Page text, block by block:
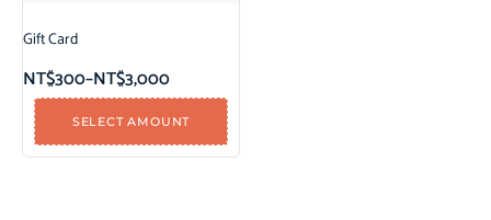
Gift Card
NT$300–NT$3,000
SELECT AMOUNT